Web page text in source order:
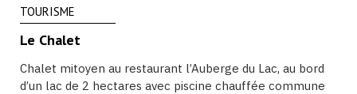
TOURISME
Le Chalet
Chalet mitoyen au restaurant l’Auberge du Lac, au bord
d’un lac de 2 hectares avec piscine chauffée commune